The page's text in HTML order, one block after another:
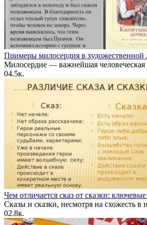
Примеры милосердия в художественной
Милосердие — важнейшая человеческая
04.5к.
Чем отличается сказ от сказки:
Сказы и сказки, несмотря на схожесть в
02.8к.